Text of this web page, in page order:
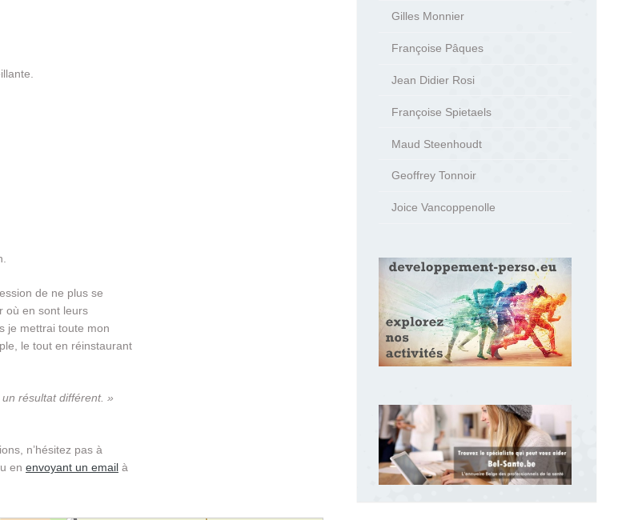
de ne plus se
où en sont leurs
je mettrai toute mon
le tout en réinstaurant
résultat différent. »
n’hésitez pas à
en envoyant un email à
Gilles Monnier
Françoise Pâques
Jean Didier Rosi
Françoise Spietaels
Maud Steenhoudt
Geoffrey Tonnoir
Joice Vancoppenolle